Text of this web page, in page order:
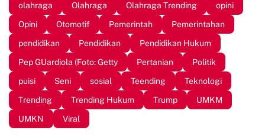
olahraga
Olahraga Olahraga Trending
opini
Opini
Otomotif Pemerintah
Pemerintahan
pendidikan
Pendidikan
Pendidikan Hukum
Pep GUardiola (Foto: Getty
Pertanian
Politik
puisi
Seni sosial Teending
Teknologi
Trending
Trending Hukum Trump
UMKM
UMKN
Viral